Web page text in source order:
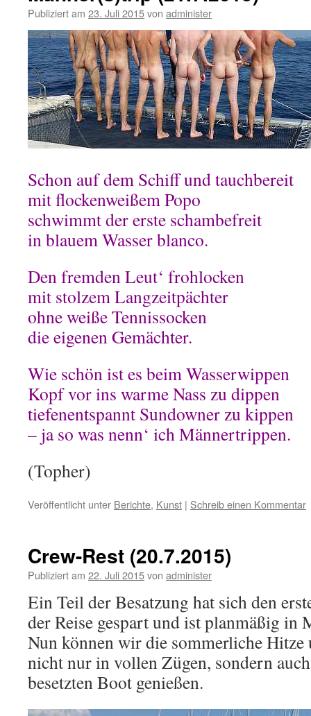
Publiziert am 23. Juli 2015von administer
Schon auf dem Schiff und tauchbereit
mit flockenweißem Popo
schwimmt der erste schambefreit
in blauem Wasser blanco.
Den fremden Leut‘ frohlocken
mit stolzem Langzeitpächter
ohne weiße Tennissocken
die eigenen Gemächter.
Wie schön ist es beim Wasserwippen
Kopf vor ins warme Nass zu dippen
tiefenentspannt Sundowner zu kippen
– ja so was nenn‘ ich Männertrippen.
(Topher)
Veröffentlicht unter Berichte, Kunst | Schreib einen Kommentar
Crew-Rest (20.7.2015)
Publiziert am 22. Juli 2015von administer
Ein Teil der Besatzung hat sich den
der Reise gespart und ist planmäßig in
Nun können wir die sommerliche Hitze
nicht nur in vollen Zügen, sondern
besetzten Boot genießen.